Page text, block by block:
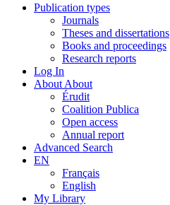
Publication types
Journals
Theses and dissertations
Books and proceedings
Research reports
Log In
About About
Érudit
Coalition Publica
Open access
Annual report
Advanced Search
EN
Français
English
My Library